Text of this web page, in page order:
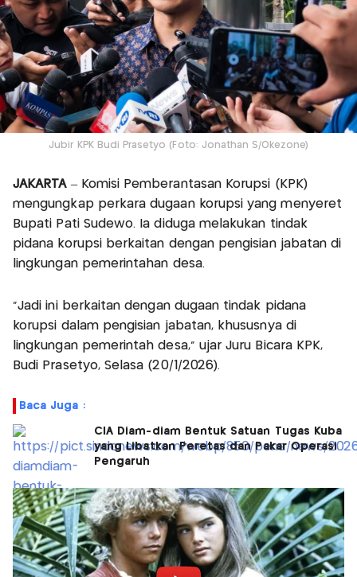
Jubir KPK Budi Prasetyo (Foto: Jonathan S/Okezone)
JAKARTA– Komisi Pemberantasan Korupsi (KPK)
mengungkap perkara dugaan korupsi yang menyeret
Bupati Pati Sudewo. Ia diduga melakukan tindak
pidana korupsi berkaitan dengan pengisian jabatan di
lingkungan pemerintahan desa.
“Jadi ini berkaitan dengan dugaan tindak pidana
korupsi dalam pengisian jabatan, khususnya di
lingkungan pemerintah desa,” ujar Juru Bicara KPK,
Budi Prasetyo, Selasa (20/1/2026).
Baca Juga :
CIA Diam-diam Bentuk Satuan Tugas Kuba
yang Libatkan Peretas dan Pakar Operasi
Pengaruh